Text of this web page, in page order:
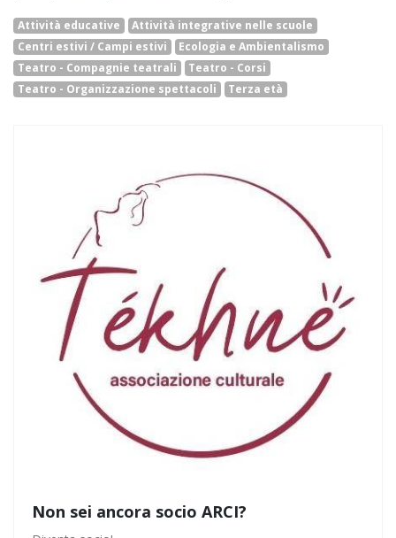
Attività educative
Attività integrative nelle scuole
Centri estivi / Campi estivi
Ecologia e Ambientalismo
Teatro - Compagnie teatrali
Teatro - Corsi
Teatro - Organizzazione spettacoli
Terza età
Non sei ancora socio ARCI?